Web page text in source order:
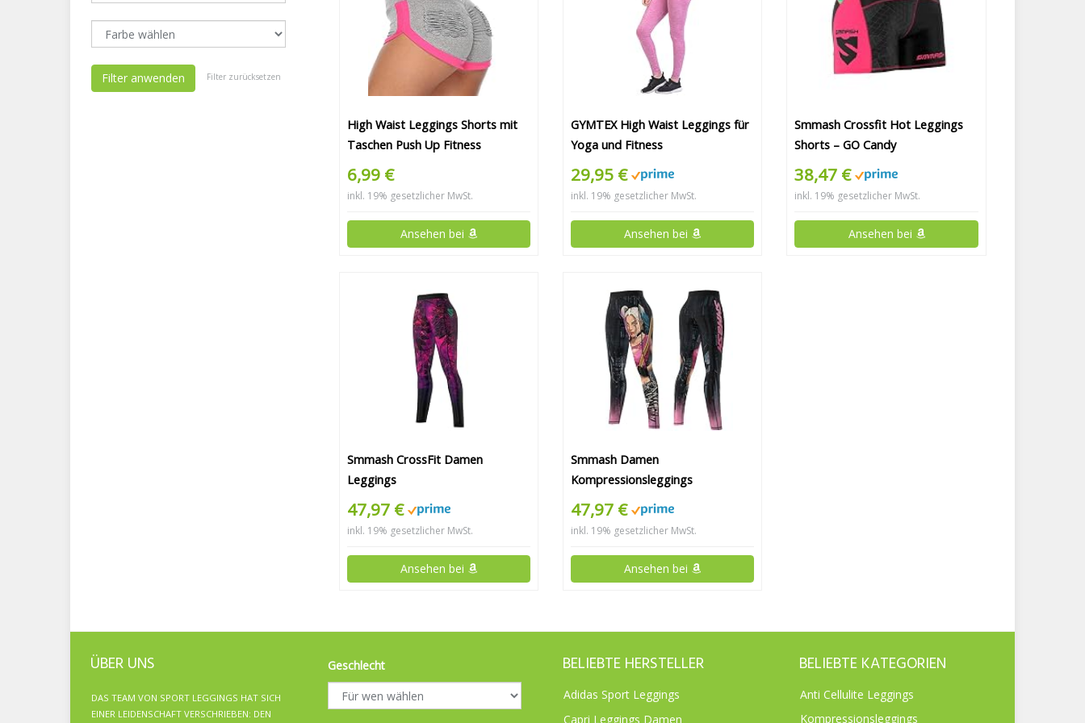
High Waist Leggings Shorts mit
Taschen Push Up Fitness
6,99 €
inkl. 19% gesetzlicher MwSt.
Ansehen bei
GYMTEX High Waist Leggings für
Yoga und Fitness
29,95 €
inkl. 19% gesetzlicher MwSt.
Ansehen bei
Smmash Crossfit Hot Leggings
Shorts – GO Candy
38,47 €
inkl. 19% gesetzlicher MwSt.
Ansehen bei
Smmash CrossFit Damen
Leggings
47,97 €
inkl. 19% gesetzlicher MwSt.
Ansehen bei
Smmash Damen
Kompressionsleggings
47,97 €
inkl. 19% gesetzlicher MwSt.
Ansehen bei
Filter zurücksetzen
Filter anwenden
ÜBER UNS
DAS TEAM VON SPORT LEGGINGS HAT SICH
EINER LEIDENSCHAFT VERSCHRIEBEN: DEN
Geschlecht BELIEBTE HERSTELLER
Adidas Sport Leggings
Capri Leggings Damen
BELIEBTE KATEGORIEN
Anti Cellulite Leggings
Kompressionsleggings